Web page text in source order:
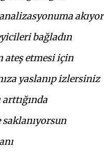
akıyor
bağladın
etmesi için
yaslanıp izlersiniz
arttığında